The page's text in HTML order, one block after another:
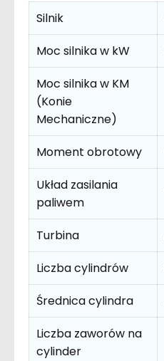
Silnik
Moc silnika w kW
Moc silnika w KM
(Konie
Mechaniczne)
Moment obrotowy
Układ zasilania
paliwem
Turbina
Liczba cylindrów
Średnica cylindra
Liczba zaworów na
cylinder